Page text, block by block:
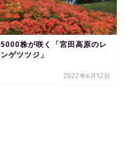
5000株が咲く「宮田高原のレ
ンゲツツジ」
2022年6月12日